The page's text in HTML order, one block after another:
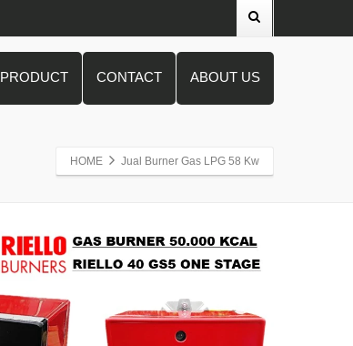
PRODUCT CONTACT ABOUT US
HOME Jual Burner Gas LPG 58 Kw